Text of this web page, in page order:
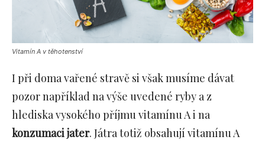
Vitamín A v těhotenství
I při doma vařené stravě si však musíme dávat
pozor například na výše uvedené ryby a z
hlediska vysokého příjmu vitamínu A i na
konzumaci jater. Játra totiž obsahují vitamínu A